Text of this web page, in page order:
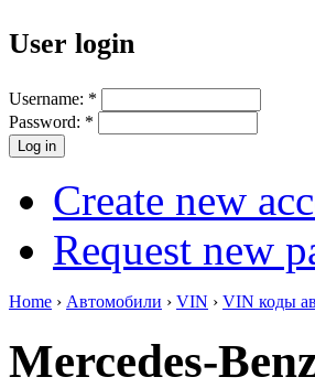
User login
Username: *
Password: *
Create new
Request new
Home › Автомобили › VIN › VIN коды
Mercedes-